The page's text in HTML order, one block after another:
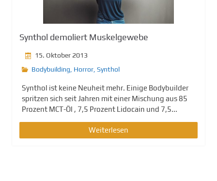
Synthol demoliert Muskelgewebe
15. Oktober 2013
Bodybuilding, Horror, Synthol
Synthol ist keine Neuheit mehr. Einige Bodybuilder
spritzen sich seit Jahren mit einer Mischung aus 85
Prozent MCT-Öl , 7,5 Prozent Lidocain und 7,5...
Weiterlesen